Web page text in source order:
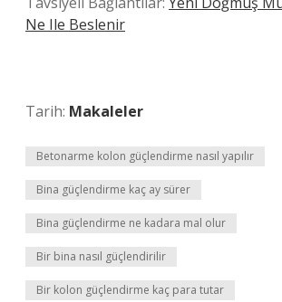
Ne Ile Beslenir
Tarih: Makaleler
Betonarme kolon güçlendirme nasıl yapılır
Bina güçlendirme kaç ay sürer
Bina güçlendirme ne kadara mal olur
Bir bina nasıl güçlendirilir
Bir kolon güçlendirme kaç para tutar